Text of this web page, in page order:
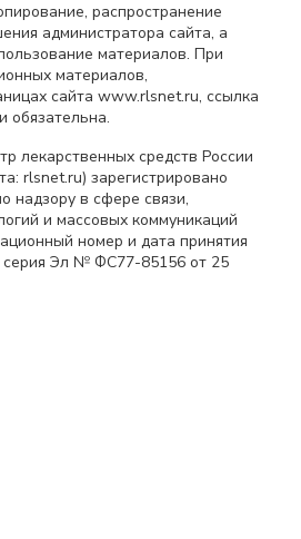
распространение
администратора сайта, а
материалов. При
материалов,
сайта www.rlsnet.ru, ссылка
обязательна.
лекарственных средств России
rlsnet.ru) зарегистрировано
надзору в сфере связи,
и массовых коммуникаций
номер и дата принятия
серия Эл № ФС77-85156 от 25